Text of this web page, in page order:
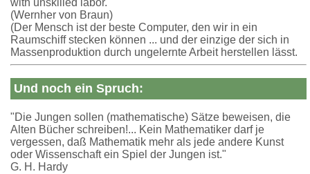
with unskilled labor.
(Wernher von Braun)
(Der Mensch ist der beste Computer, den wir in ein
Raumschiff stecken können ... und der einzige der sich in
Massenproduktion durch ungelernte Arbeit herstellen lässt.
Und noch ein Spruch:
"Die Jungen sollen (mathematische) Sätze beweisen, die
Alten Bücher schreiben!... Kein Mathematiker darf je
vergessen, daß Mathematik mehr als jede andere Kunst
oder Wissenschaft ein Spiel der Jungen ist."
G. H. Hardy